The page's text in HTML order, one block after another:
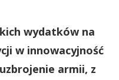
wydatków na
w innowacyjność
armii, z